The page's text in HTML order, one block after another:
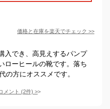
価格と在庫を楽天でチェック >>
入でき、高見えするパンプ
ローヒールの靴です。落ち
の方にオススメです。
メント (2件) >